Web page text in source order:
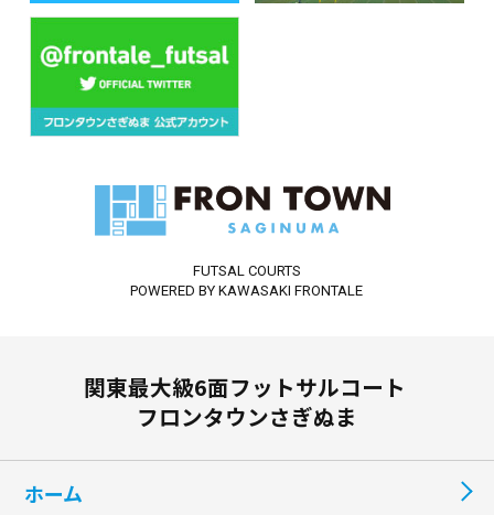
FUTSAL COURTS
POWERED BY KAWASAKI FRONTALE
関東最大級6面フットサルコート
フロンタウンさぎぬま
ホーム